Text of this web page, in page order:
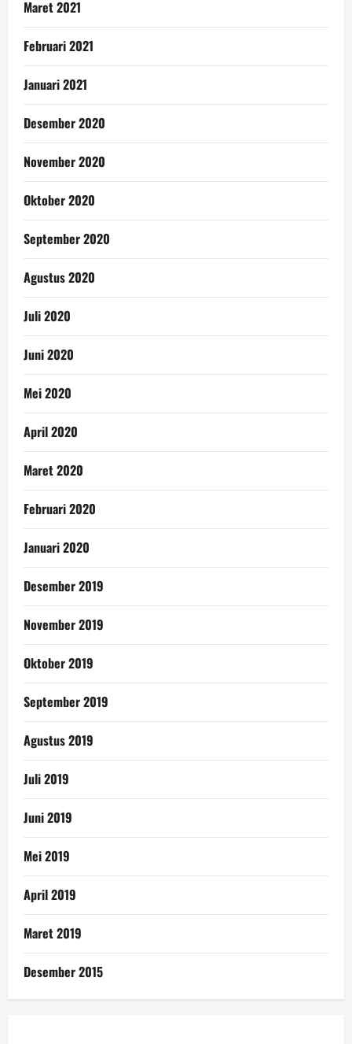
Maret 2021
Februari 2021
Januari 2021
Desember 2020
November 2020
Oktober 2020
September 2020
Agustus 2020
Juli 2020
Juni 2020
Mei 2020
April 2020
Maret 2020
Februari 2020
Januari 2020
Desember 2019
November 2019
Oktober 2019
September 2019
Agustus 2019
Juli 2019
Juni 2019
Mei 2019
April 2019
Maret 2019
Desember 2015